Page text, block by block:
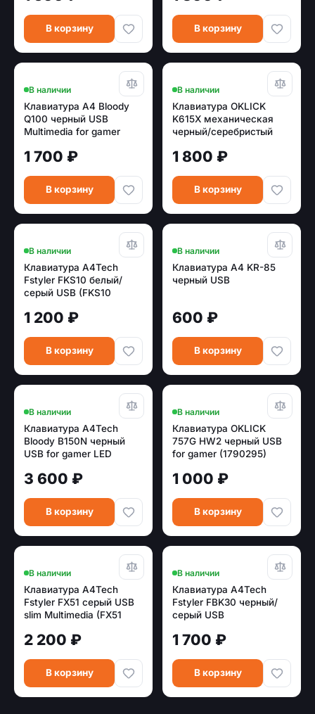
В корзину В корзину
В наличии
Клавиатура A4 Bloody
Q100 черный USB
Multimedia for gamer
1 700 ₽
В корзину
В наличии
Клавиатура OKLICK
K615X механическая
черный/серебристый
(1934413)
1 800 ₽
В корзину
В наличии
Клавиатура A4Tech
Fstyler FKS10 белый/
серый USB (FKS10
1 200 ₽
В корзину
В наличии
Клавиатура A4 KR-85
черный USB
600 ₽
В корзину
В наличии
Клавиатура A4Tech
Bloody B150N черный
USB for gamer LED
3 600 ₽
В корзину
В наличии
Клавиатура OKLICK
757G HW2 черный USB
for gamer (1790295)
1 000 ₽
В корзину
В наличии
Клавиатура A4Tech
Fstyler FX51 серый USB
slim Multimedia (FX51
2 200 ₽
В корзину
В наличии
Клавиатура A4Tech
Fstyler FBK30 черный/
серый USB
slim Multimedia (FBK30
1 700 ₽
В корзину